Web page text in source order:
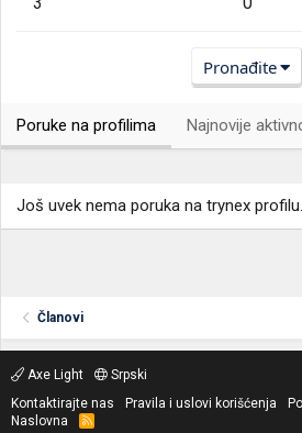
Pronađite
Poruke na profilima Najnovije
Još uvek nema poruka na trynex profilu.
Članovi
Axe Light
Srpski
Kontaktirajte nas
Pravila i uslovi korišćenja
Naslovna
R